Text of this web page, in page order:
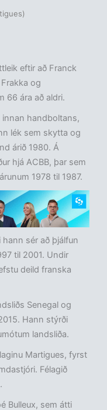
eftir að Franck
og
66 ára að aldri.
handboltans,
lék sem skytta og
árið 1980. Á
hjá ACBB, þar sem
1978 til 1987.
sér að þjálfun
til 2001. Undir
deild franska
Senegal og
Hann stýrði
landsliða.
Martigues, fyrst
Félagið
Bulleux, sem átti